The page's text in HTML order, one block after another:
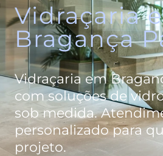
Vidraçaria
Bragança
Vidraçaria em
com soluções de
sob medida.
personalizado para
projeto.